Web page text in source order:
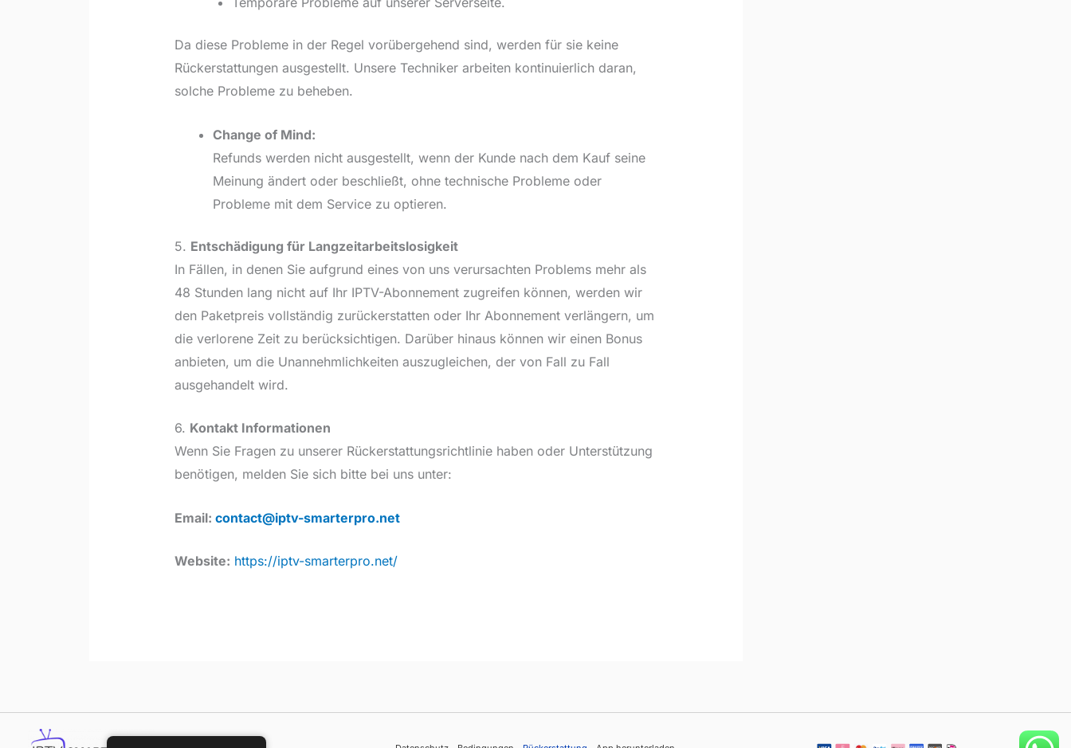
Da diese Probleme in der Regel vorübergehend sind, werden für sie keine
Rückerstattungen ausgestellt. Unsere Techniker arbeiten kontinuierlich daran,
solche Probleme zu beheben.
Change of Mind:
Refunds werden nicht ausgestellt, wenn der Kunde nach dem Kauf seine
Meinung ändert oder beschließt, ohne technische Probleme oder
Probleme mit dem Service zu optieren.
5. Entschädigung für Langzeitarbeitslosigkeit
In Fällen, in denen Sie aufgrund eines von uns verursachten Problems mehr als
48 Stunden lang nicht auf Ihr IPTV-Abonnement zugreifen können, werden wir
den Paketpreis vollständig zurückerstatten oder Ihr Abonnement verlängern, um
die verlorene Zeit zu berücksichtigen. Darüber hinaus können wir einen Bonus
anbieten, um die Unannehmlichkeiten auszugleichen, der von Fall zu Fall
ausgehandelt wird.
6. Kontakt Informationen
Wenn Sie Fragen zu unserer Rückerstattungsrichtlinie haben oder Unterstützung
benötigen, melden Sie sich bitte bei uns unter:
Email: contact@iptv-smarterpro.net
Website: https://iptv-smarterpro.net/